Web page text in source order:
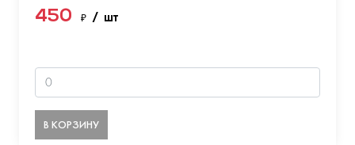
450 ₽ / шт
В КОРЗИНУ